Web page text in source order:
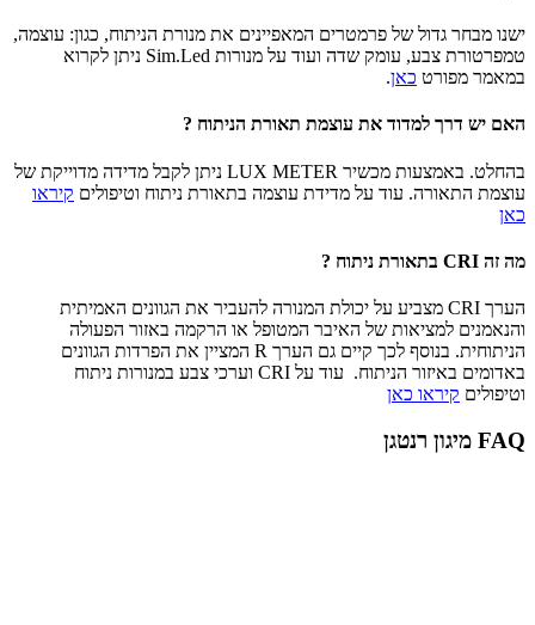
ישנו מבחר גדול של פרמטרים המאפיינים את מנורת הניתוח, כגון: עוצמה,
טמפרטורת צבע, עומק שדה ועוד על מנורות Sim.Led ניתן לקרוא
במאמר מפורט כאן.
האם יש דרך למדוד את עוצמת תאורת הניתוח ?
בהחלט. באמצעות מכשיר LUX METER ניתן לקבל מדידה מדוייקת של
עוצמת התאורה. עוד על מדידת עוצמה בתאורת ניתוח וטיפולים קיראו
כאן
מה זה CRI בתאורת ניתוח ?
הערך CRI מצביע על יכולת המנורה להעביר את הגוונים האמיתית
והנאמנים למציאות של האיבר המטופל או הרקמה באזור הפעולה
הניתוחית. בנוסף לכך קיים גם הערך R המציין את הפרדות הגוונים
באדומים באיזור הניתוח. עוד על CRI וערכי צבע במנורות ניתוח
וטיפולים קיראו כאן
FAQ מיגון רנטגן